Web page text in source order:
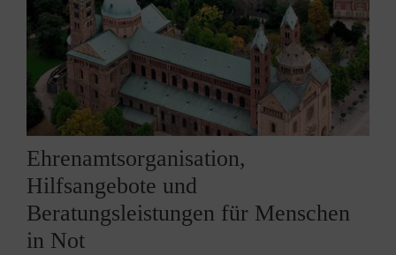
Ehrenamtsorganisation,
Hilfsangebote und
Beratungsleistungen für Menschen
in Not